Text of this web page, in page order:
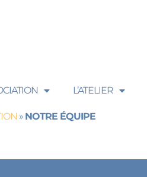
L’ATELIER
» NOTRE ÉQUIPE